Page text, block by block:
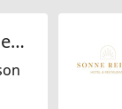
Landhaus zum Lerchenhof